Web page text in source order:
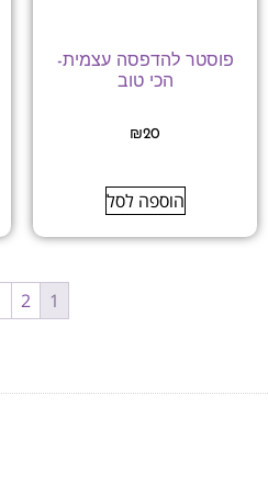
פוסטר להדפסה עצמית-
הכי טוב
₪20
הוספה לסל
1
2